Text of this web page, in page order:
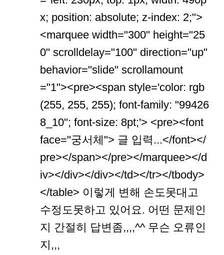
x; position: absolute; z-index: 2;">
<marquee width="300" height="25
0" scrolldelay="100" direction="up"
behavior="slide" scrollamount
="1"><pre><span style='color: rgb
(255, 255, 255); font-family: "99426
8_10"; font-size: 8pt;'> <pre><font
face="궁서체"> 글 입력...</font></
pre></span></pre></marquee></d
iv></div></div></td></tr></tbody>
</table> 이렇게 변해 손도못대고
수정도못하고 있어요. 어떤 문제인
지 간절히 답변좀,,,,^^ 무슨 오류인
지,,,